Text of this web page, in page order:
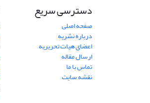
دسترسی سریع
صفحه اصلی
درباره نشریه
اعضای هیات تحریریه
ارسال مقاله
تماس با ما
نقشه سایت